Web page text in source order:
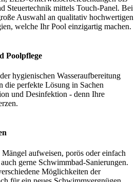
Steuertechnik mittels Touch-Panel. Bei
Auswahl an qualitativ hochwertigen
welche Ihr Pool einzigartig machen.
Poolpflege
hygienischen Wasseraufbereitung
die perfekte Lösung in Sachen
und Desinfektion - denn Ihre
aufweisen, porös oder einfach
gerne Schwimmbad-Sanierungen.
Möglichkeiten der